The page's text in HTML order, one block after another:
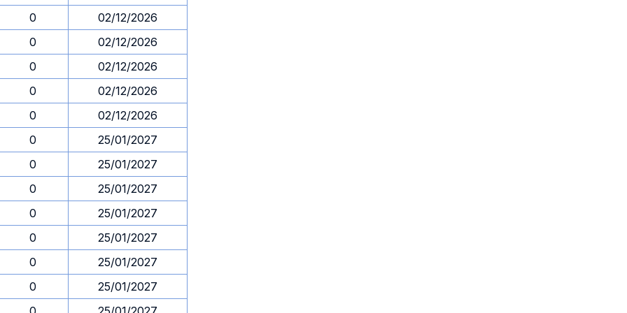
0
02/12/2026
0
02/12/2026
0
02/12/2026
0
02/12/2026
0
02/12/2026
0
25/01/2027
0
25/01/2027
0
25/01/2027
0
25/01/2027
0
25/01/2027
0
25/01/2027
0
25/01/2027